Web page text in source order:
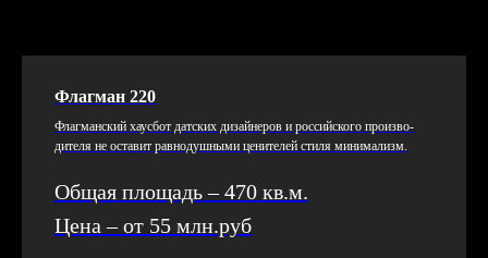
Флагман 220
Флаг­ман­ский ха­ус­бот дат­ских ди­зай­не­ров и рос­сий­ско­го про­из­во­
дите­ля не ос­та­вит рав­но­душ­ны­ми це­ните­лей сти­ля ми­нима­лизм.
Общая площадь – 470 кв.м.
Цена – от 55 млн.руб